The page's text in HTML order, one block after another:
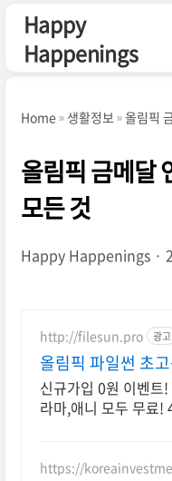
Happy
Happenings
Home 생활정보 올림픽
올림픽 금메달
모든 것
Happy Happenings
http://filesun.pro 광고
올림픽 파일썬 초
간 보기!
신규가입 0원 이벤트
라마,애니 모두 무료!
https://